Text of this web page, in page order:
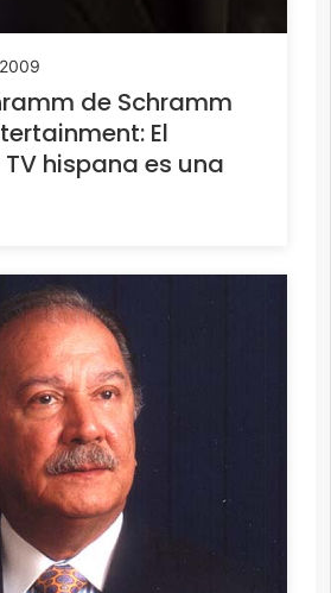
de Schramm
El
hispana es una